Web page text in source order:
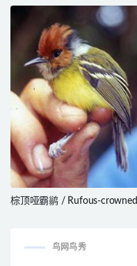
Flycatcher / Myiarchus
棕顶哑霸鹟 / Rufous-crowned
鸟网鸟秀